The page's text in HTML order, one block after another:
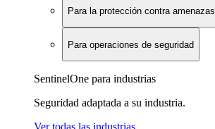
Para la protección contra amenazas
Para operaciones de seguridad
SentinelOne para industrias
Seguridad adaptada a su industria.
Ver todas las industrias